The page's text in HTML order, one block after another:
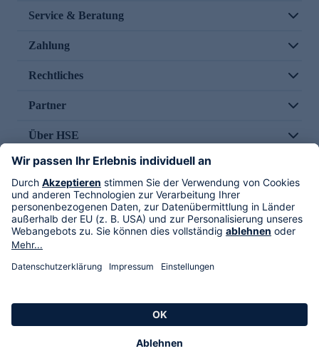
Service & Beratung
Zahlung
Rechtliches
Partner
Über HSE
Im TV
HSE International